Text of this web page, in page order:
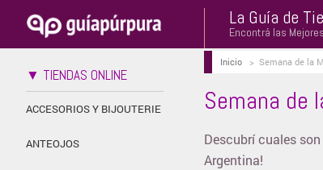
La Guía de
Encontrá las
▼ TIENDAS ONLINE
ACCESORIOS Y BIJOUTERIE
ANTEOJOS
Inicio> Semana de la
Semana de
Descubrí cuales
Argentina!